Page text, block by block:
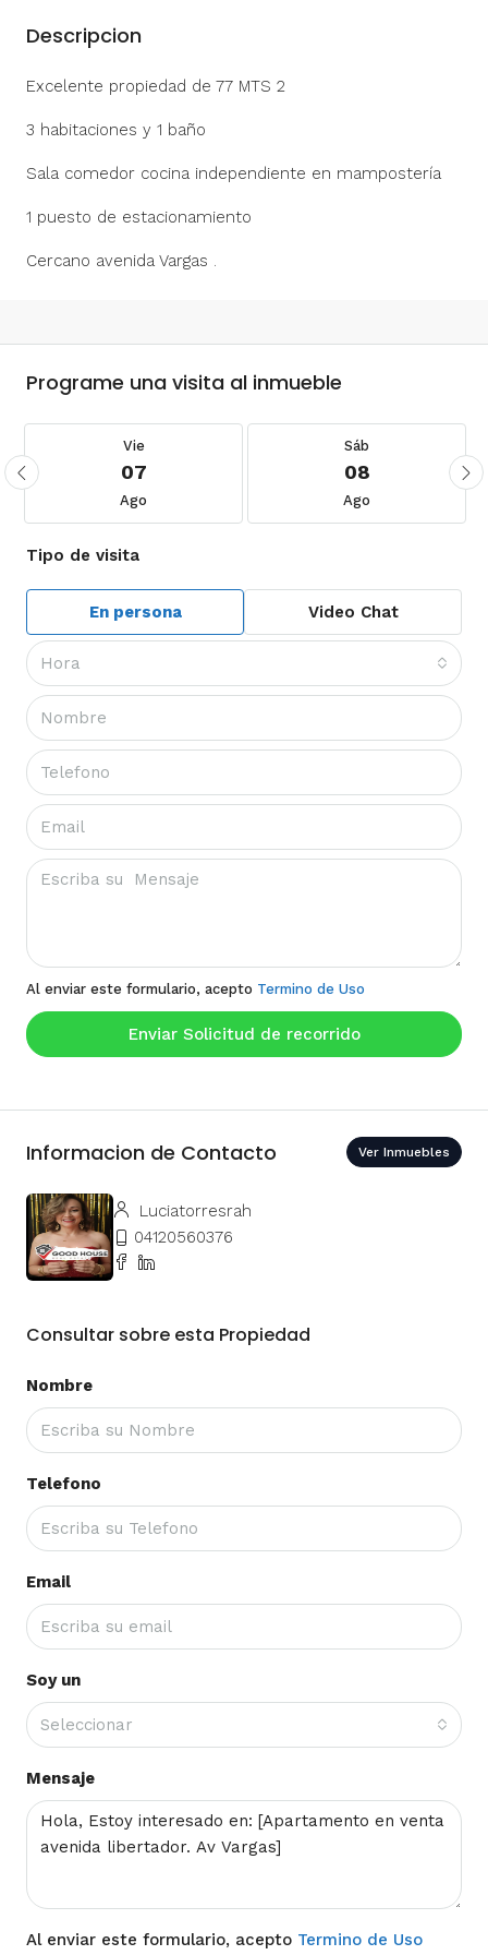
Descripcion
Excelente propiedad de 77 MTS 2
3 habitaciones y 1 baño
Sala comedor cocina independiente en mampostería
1 puesto de estacionamiento
Cercano avenida Vargas .
Programe una visita al inmueble
Vie
07
Ago
Sáb
08
Ago
Tipo de visita
En persona Video Chat
Hora
Al enviar este formulario, acepto Termino de Uso
Enviar Solicitud de recorrido
Informacion de Contacto Ver Inmuebles
Luciatorresrah
04120560376
Consultar sobre esta Propiedad
Nombre
Telefono
Email
Soy un
Seleccionar
Mensaje
Al enviar este formulario, acepto Termino de Uso